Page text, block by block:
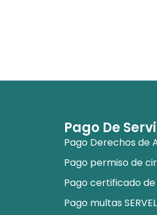
Pago De
Pago Derechos de
Pago permiso de
Pago certificado
Pago multas SERVEL